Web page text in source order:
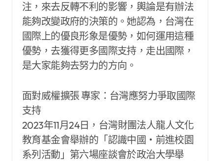
注，來去反轉不利的影響，輿論是有辦法
能夠改變政府的決策的。她認為，台灣在
國際上的優良形象是優勢，如何運用這種
優勢，去獲得更多國際支持，走出國際，
是大家能夠去努力的方向。
面對威權擴張 專家：台灣應努力爭取國際
支持
2023年11月24日，台灣財團法人龍人文化
教育基金會舉辦的「認識中國‧前進校園
系列活動」第六場座談會於政治大學舉